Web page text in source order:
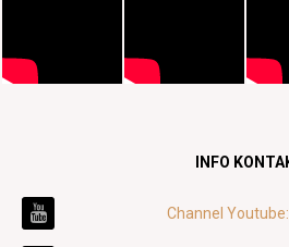
INFO
Channel